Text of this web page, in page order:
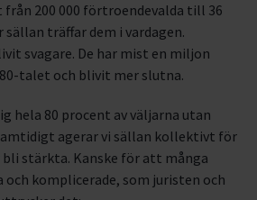
från 200 000 förtroendevalda till 36
sällan träffar dem i vardagen.
svagare. De har mist en miljon
talet och blivit mer slutna.
hela 80 procent av väljarna utan
agerar vi sällan kollektivt för
stärkta. Kanske för att många
komplicerade, som juristen och